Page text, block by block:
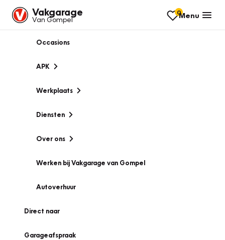
Vakgarage
Van Gompel
0Menu
Occasions
APK
Werkplaats
Diensten
Over ons
Werken bij Vakgarage van Gompel
Autoverhuur
Direct naar
Garageafspraak